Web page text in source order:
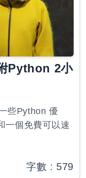
Python 2小
些Python 優
一個免費可以速
字數 : 579